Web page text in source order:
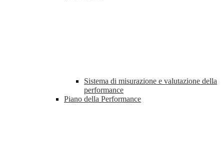
Sistema di misurazione e valutazione della
performance
Piano della Performance